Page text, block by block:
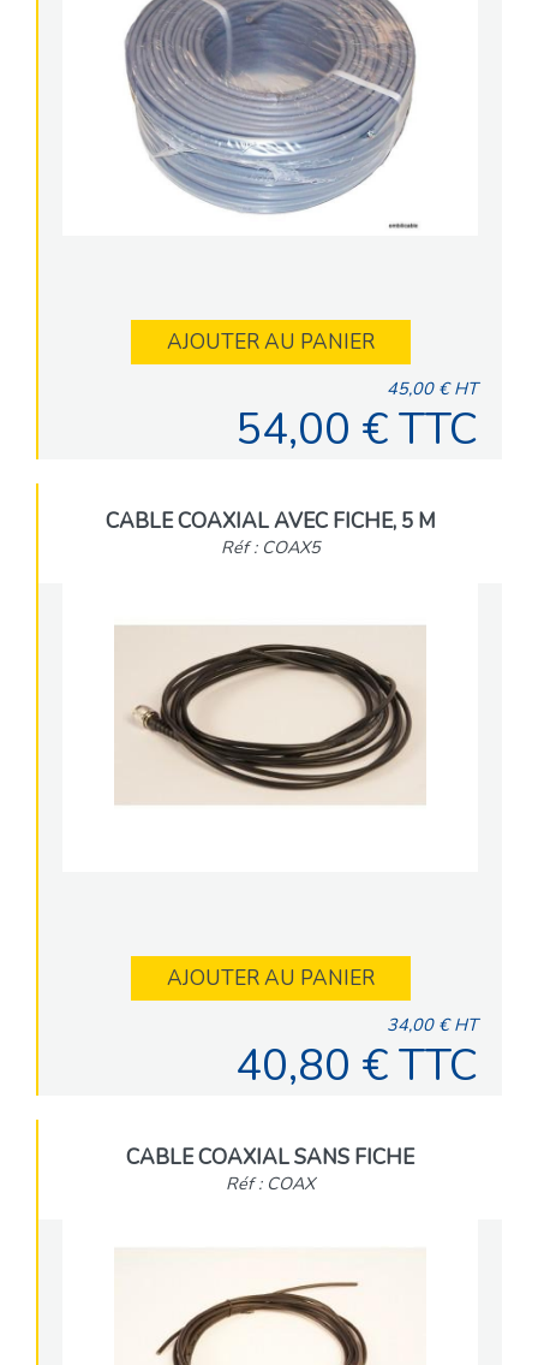
AJOUTER AU PANIER
45,00 € HT
54,00 € TTC
CABLE COAXIAL AVEC FICHE, 5 M
Réf : COAX5
AJOUTER AU PANIER
34,00 € HT
40,80 € TTC
CABLE COAXIAL SANS FICHE
Réf : COAX